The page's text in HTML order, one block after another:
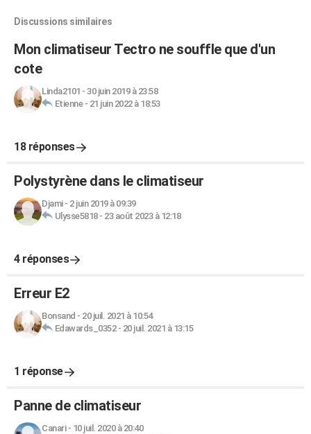
Discussions similaires
Mon climatiseur Tectro ne souffle que d'un
cote
Linda2101 - 30 juin 2019 à 23:58
Etienne- 21 juin 2022 à 18:53
18 réponses
Polystyrène dans le climatiseur
Djami- 2 juin 2019 à 09:39
Ulysse5818- 23 août 2023 à 12:18
4 réponses
Erreur E2
Bonsand - 20 juil. 2021 à 10:54
Edawards_0352- 20 juil. 2021 à 13:15
1 réponse
Panne de climatiseur
Canari- 10 juil. 2020 à 20:40